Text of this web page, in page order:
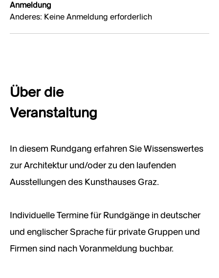
Anmeldung
Anderes: Keine Anmeldung erforderlich
Über die
Veranstaltung
In diesem Rundgang erfahren Sie Wissenswertes
zur Architektur und/oder zu den laufenden
Ausstellungen des Kunsthauses Graz.
Individuelle Termine für Rundgänge in deutscher
und englischer Sprache für private Gruppen und
Firmen sind nach Voranmeldung buchbar.